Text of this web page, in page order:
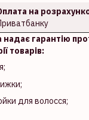
на
гарантію
товарів:
для волосся;